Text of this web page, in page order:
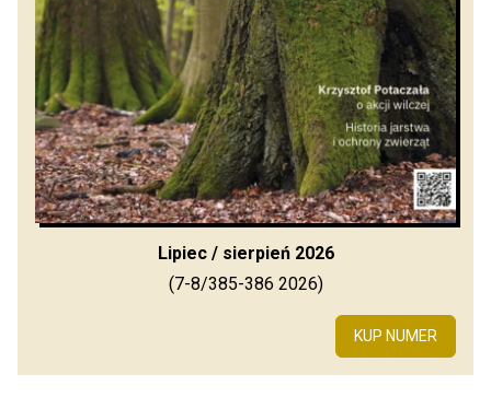
Lipiec / sierpień 2026
(7-8/385-386 2026)
KUP NUMER